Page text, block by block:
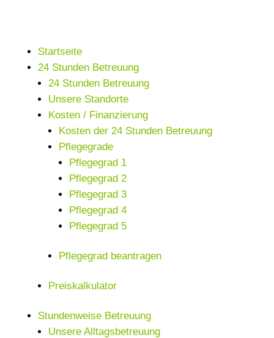
Startseite
24 Stunden Betreuung
24 Stunden Betreuung
Unsere Standorte
Kosten / Finanzierung
Kosten der 24 Stunden Betreuung
Pflegegrade
Pflegegrad 1
Pflegegrad 2
Pflegegrad 3
Pflegegrad 4
Pflegegrad 5
Pflegegrad beantragen
Preiskalkulator
Stundenweise Betreuung
Unsere Alltagsbetreuung